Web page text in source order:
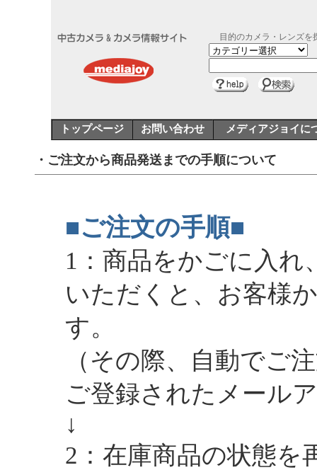
目的のカメラ・レンズを
トップページ お問い合わせ メディアジョイに
・ご注文から商品発送までの手順について
■ご注文の手順■
1：商品をかごに入れ
いただくと、お客様
す。
（その際、自動でご
ご登録されたメール
↓
2：在庫商品の状態を